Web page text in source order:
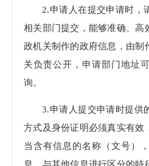
2.申请人在提交申请时，
相关部门提交，能够准确、高
政机关制作的政府信息，由制
关负责公开，申请部门地址
询。
3.申请人提交申请时提供
方式及身份证明必须真实有效
当含有信息的名称（文号）